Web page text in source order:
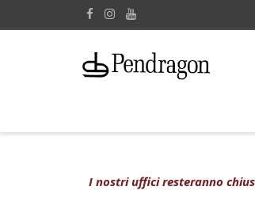
I nostri uffici resteranno